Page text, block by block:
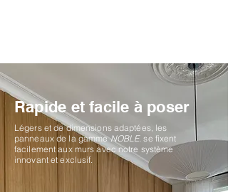
Rapide et facile à poser
Légers et de dimensions adaptées, les
panneaux de la gammeNOBLE. se fixent
facilement aux murs avec notre système
innovant et exclusif.